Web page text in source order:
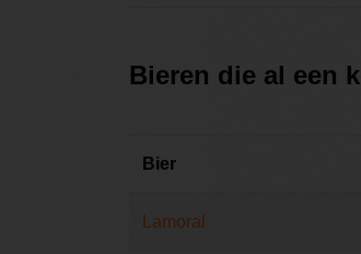
Bieren die al een
Bier
Lamoral